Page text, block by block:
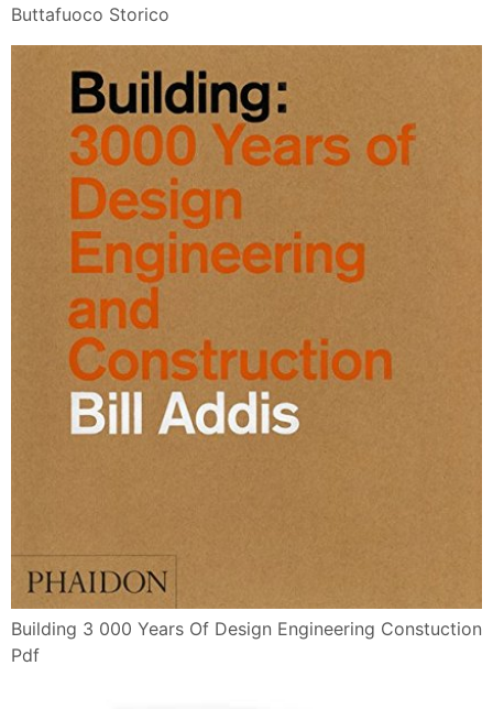
Buttafuoco Storico
Building 3 000 Years Of Design Engineering Constuction
Pdf